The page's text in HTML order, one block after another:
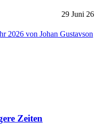
29 Juni 26
Zeiten